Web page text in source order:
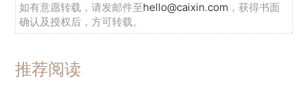
如有意愿转载，请发邮件至hello@caixin.com ，获得书面
确认及授权后，方可转载。
推荐阅读